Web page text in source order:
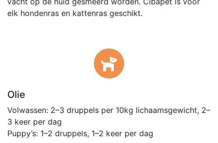
elk hondenras en kattenras geschikt.
Olie
Volwassen: 2–3 druppels per 10kg lichaamsgewicht, 2–
3 keer per dag
Puppy’s: 1–2 druppels, 1–2 keer per dag